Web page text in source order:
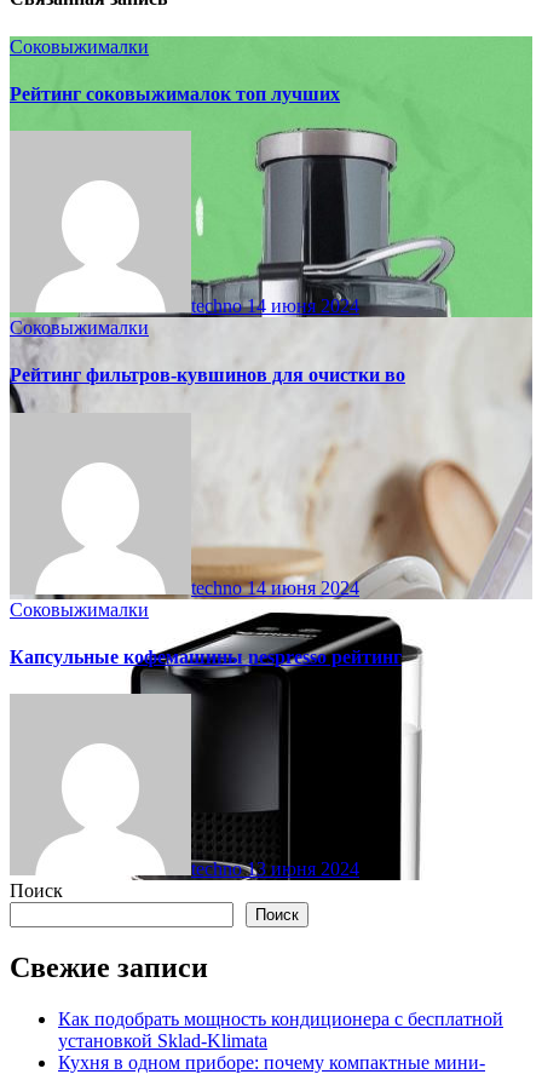
Соковыжималки
Рейтинг соковыжималок топ лучших
techno14 июня 2024
Соковыжималки
Рейтинг фильтров-кувшинов для очистки во
techno14 июня 2024
Соковыжималки
Капсульные кофемашины nespresso рейтинг
techno13 июня 2024
Поиск
Поиск
Свежие записи
Как подобрать мощность кондиционера с бесплатной
установкой Sklad-Klimata
Кухня в одном приборе: почему компактные мини-